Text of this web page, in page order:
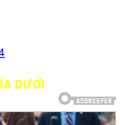
DƯỚI